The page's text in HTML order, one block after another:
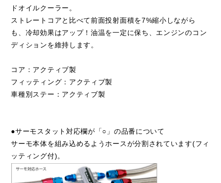
ドオイルクーラー。
ストレートコアと比べて前面投射面積を7%縮小しながら
も、冷却効果はアップ！油温を一定に保ち、エンジンのコン
ディションを維持します。
コア：アクティブ製
フィッティング：アクティブ製
車種別ステー：アクティブ製
●サーモスタット対応欄が「○」の品番について
サーモ本体を組み込めるようホースが分割されています(フィ
ッティング付)。